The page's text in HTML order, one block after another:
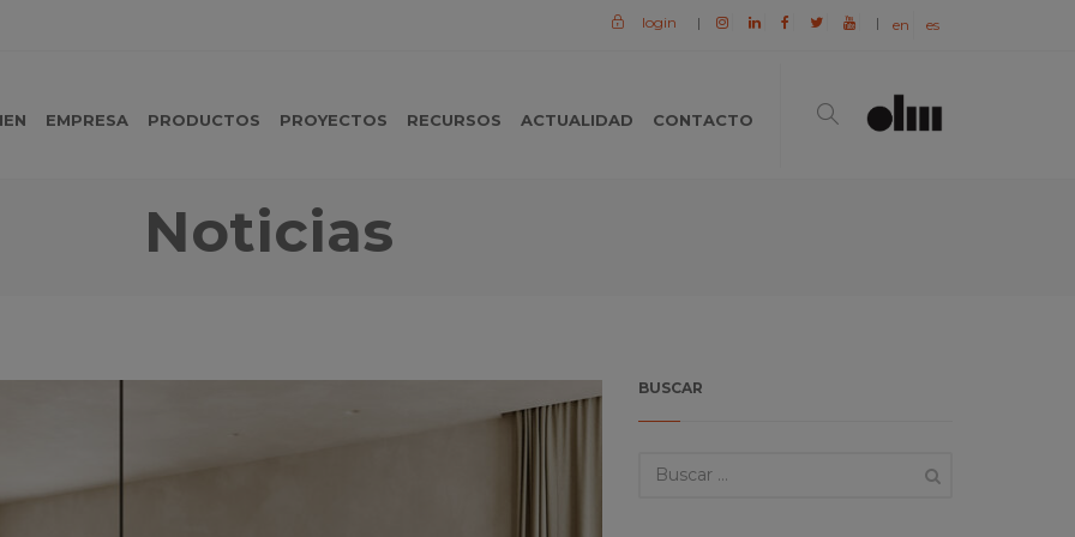
login | | en es
EMPRESA PRODUCTOS PROYECTOS RECURSOS ACTUALIDAD CONTACTO
Noticias
BUSCAR